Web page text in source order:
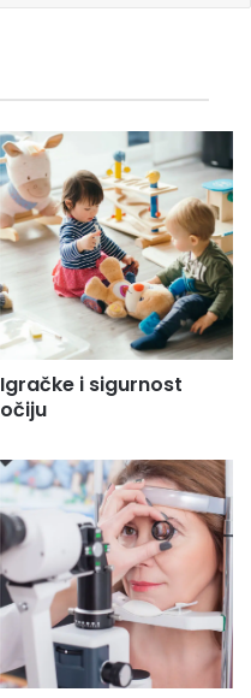
Igračke i sigurnost
očiju